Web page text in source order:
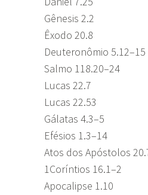
Gênesis 2.2
Êxodo 20.8
Deuteronômio 5.12–15
Salmo 118.20–24
Lucas 22.7
Lucas 22.53
Gálatas 4.3–5
Efésios 1.3–14
Atos dos Apóstolos
1Coríntios 16.1–2
Apocalipse 1.10